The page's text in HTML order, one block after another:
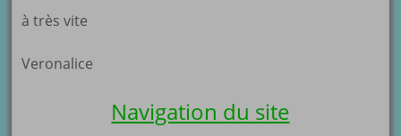
à très vite
Veronalice
Navigation du site